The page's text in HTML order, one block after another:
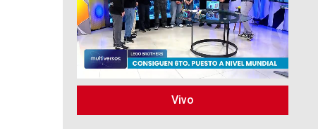
La Discusión
Vivo